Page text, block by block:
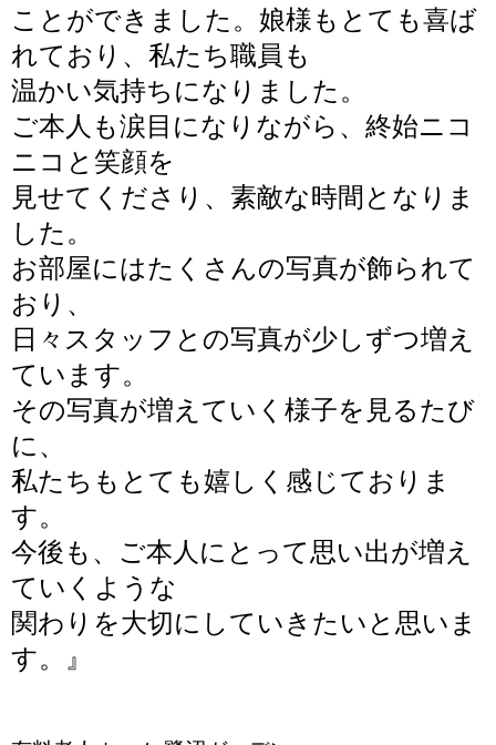
ことができました。娘様もとても喜ば
れており、私たち職員も
温かい気持ちになりました。
ご本人も涙目になりながら、終始ニコ
ニコと 笑顔を
見せてくださり、素敵な時間となりま
した。
お部屋にはたくさんの写真が飾られて
おり、
日々スタッフとの写真が少しずつ増え
ています。
その写真が増えていく様子を見るたび
に、
私たちもとても嬉しく感じておりま
す。
今後も、ご本人にとって思い出が増え
ていくような
関わりを大切にしていきたいと思いま
す。
』